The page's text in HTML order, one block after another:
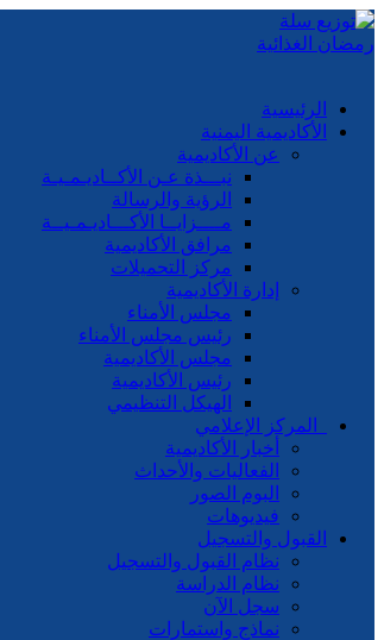
الرئيسية
الأكاديمية اليمنية
عن الأكاديمية
نبـــذة عـن الأكــاديـمـيـة
الرؤية والرسالة
مــــزايــا الأكـــاديـمـيــة
مرافق الأكاديمية
مركز التحميلات
إدارة الأكاديمية
مجلس الأمناء
رئيس مجلس الأمناء
مجلس الأكاديمية
رئيس الأكاديمية
الهيكل التنظيمي
المركز الإعلامي
أخبار الأكاديمية
الفعاليات والأحداث
البوم الصور
فيديوهات
القبول والتسجيل
نظام القبول والتسجيل
نظام الدراسة
سجل الآن
نماذج واستمارات